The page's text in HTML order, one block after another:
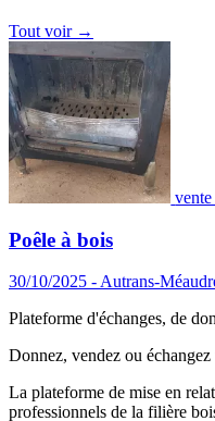
Tout voir →
Poêle à bois
30/10/2025 - Autrans-
Plateforme d'échanges, de
Donnez, vendez ou
La plateforme de mise en
professionnels de la filière